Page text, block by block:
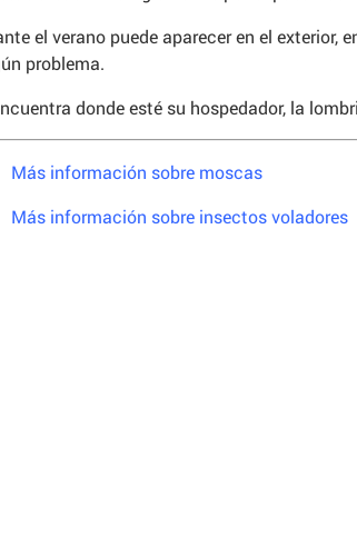
el verano puede aparecer en el exterior,
problema.
donde esté su hospedador, la
Más información sobre moscas
Más información sobre insectos voladores